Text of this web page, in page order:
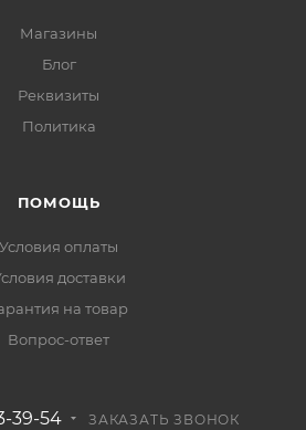
Магазины
Блог
Реквизиты
Политика
ПОМОЩЬ
Условия оплаты
доставки
на товар
Вопрос-ответ
39-54 ЗАКАЗАТЬ ЗВОНОК